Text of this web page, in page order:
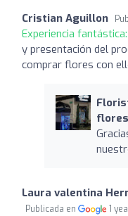
Cristian Aguillon
Experiencia fantástica:
y presentación del
comprar flores con
flores
Laura valentina
Publicada en 1